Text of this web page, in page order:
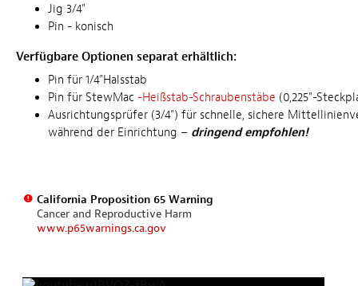
Jig 3/4"
Pin - konisch
Verfügbare Optionen separat erhältlich:
Pin für 1/4"Halsstab
Pin für StewMac -Heißstab-Schraubenstäbe (0,225"-
Ausrichtungsprüfer (3/4") für schnelle, sichere
während der Einrichtung – dringend empfohlen!
California Proposition 65 Warning
Cancer and Reproductive Harm
www.p65warnings.ca.gov